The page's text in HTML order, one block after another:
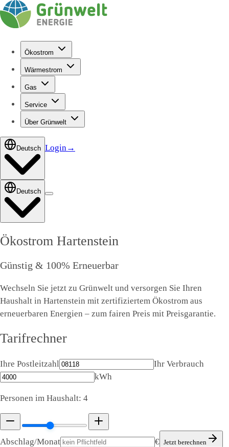
Ökostrom
Wärmestrom
Gas
Service
Über Grünwelt
Deutsch Login→
Deutsch
Ökostrom Hartenstein
Günstig & 100% Erneuerbar
Wechseln Sie jetzt zu Grünwelt und versorgen Sie Ihren
Haushalt in Hartenstein mit zertifiziertem Ökostrom aus
erneuerbaren Energien – zum fairen Preis mit Preisgarantie.
Tarifrechner
Ihre Postleitzahl
Ihr Verbrauch
kWh
Personen im Haushalt: 4
Abschlag/Monat € Jetzt berechnen